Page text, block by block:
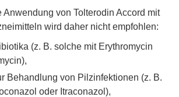
Anwendung von Tolterodin Accord mit
wird daher nicht empfohlen:
(z. B. solche mit Erythromycin
Behandlung von Pilzinfektionen (z. B.
oder Itraconazol),